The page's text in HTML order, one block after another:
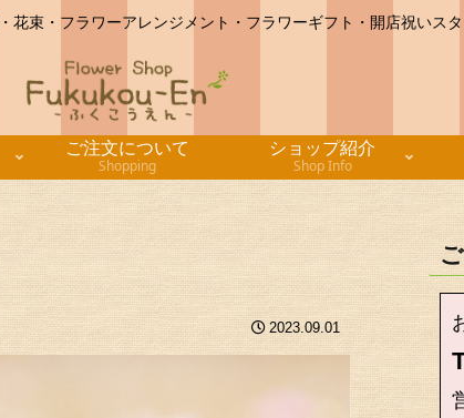
束・フラワーアレンジメント・フラワーギフト・開店祝いス
ご注文について
Shopping
ショップ紹介
Shop Info
2023.09.01